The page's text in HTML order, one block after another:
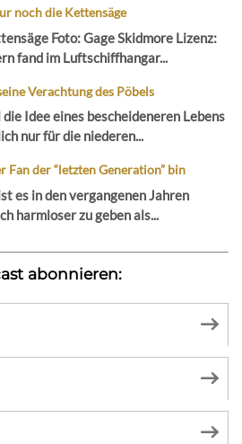
noch die Kettensäge
Foto: Gage Skidmore Lizenz:
fand im Luftschiffhangar...
Verachtung des Pöbels
Idee eines bescheideneren Lebens
nur für die niederen...
Fan der “letzten Generation” bin
es in den vergangenen Jahren
harmloser zu geben als...
abonnieren: